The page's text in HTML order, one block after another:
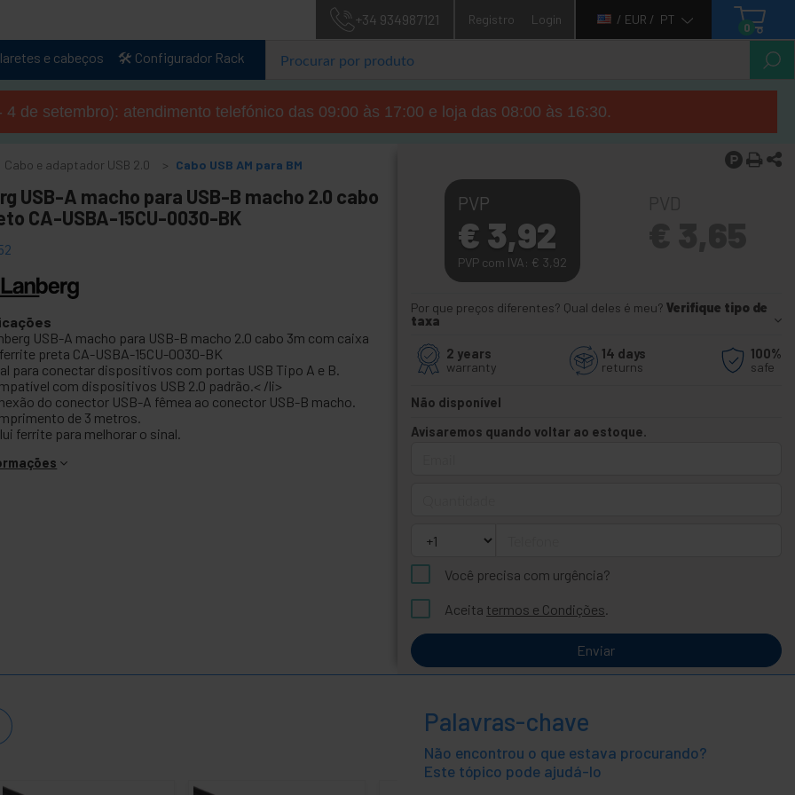
+34 934987121 Registro Login / EUR / PT
0
e cabeços 🛠️ Configurador Rack
de setembro): atendimento telefónico das 09:00 às 17:00 e loja das 08:00 às 16:30.
Cabo e adaptador USB 2.0 Cabo USB AM para BM
USB-A macho para USB-B macho 2.0 cabo
CA-USBA-15CU-0030-BK
USB-A macho para USB-B macho 2.0 cabo 3m com caixa
preta CA-USBA-15CU-0030-BK
para conectar dispositivos com portas USB Tipo A e B.
com dispositivos USB 2.0 padrão.< /li>
do conector USB-A fêmea ao conector USB-B macho.
de 3 metros.
ferrite para melhorar o sinal.
PVP
€ 3,92
PVP com IVA: € 3,92
Por que preços diferentes? Qual deles é meu? Verifique tipo de
taxa
2 years
warranty
14 days
returns
100%
safe
Não disponível
Avisaremos quando voltar ao estoque.
Você precisa com urgência?
Aceita termos e Condições.
Enviar
Palavras-chave
Não encontrou o que estava procurando?
Este tópico pode ajudá-lo